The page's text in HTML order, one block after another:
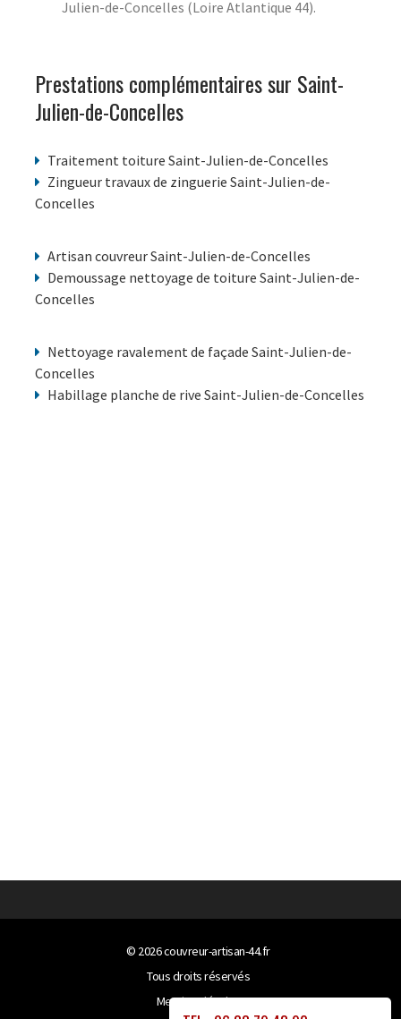
Julien-de-Concelles (Loire Atlantique 44).
Prestations complémentaires sur Saint-
Julien-de-Concelles
Traitement toiture Saint-Julien-de-Concelles
Zingueur travaux de zinguerie Saint-Julien-de-
Concelles
Artisan couvreur Saint-Julien-de-Concelles
Demoussage nettoyage de toiture Saint-Julien-de-
Concelles
Nettoyage ravalement de façade Saint-Julien-de-
Concelles
Habillage planche de rive Saint-Julien-de-Concelles
© 2026couvreur-artisan-44.fr
Tous droits réservés
Mentions légales